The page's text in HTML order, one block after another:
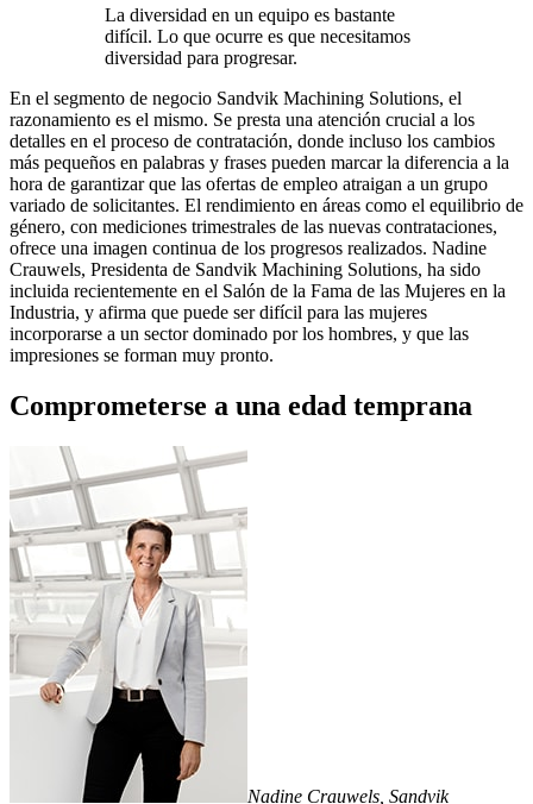
La diversidad en un equipo es bastante
difícil. Lo que ocurre es que necesitamos
diversidad para progresar.
En el segmento de negocio Sandvik Machining Solutions, el
razonamiento es el mismo. Se presta una atención crucial a los
detalles en el proceso de contratación, donde incluso los cambios
más pequeños en palabras y frases pueden marcar la diferencia a la
hora de garantizar que las ofertas de empleo atraigan a un grupo
variado de solicitantes. El rendimiento en áreas como el equilibrio de
género, con mediciones trimestrales de las nuevas contrataciones,
ofrece una imagen continua de los progresos realizados. Nadine
Crauwels, Presidenta de Sandvik Machining Solutions, ha sido
incluida recientemente en el Salón de la Fama de las Mujeres en la
Industria, y afirma que puede ser difícil para las mujeres
incorporarse a un sector dominado por los hombres, y que las
impresiones se forman muy pronto.
Comprometerse a una edad temprana
Nadine Crauwels, Sandvik